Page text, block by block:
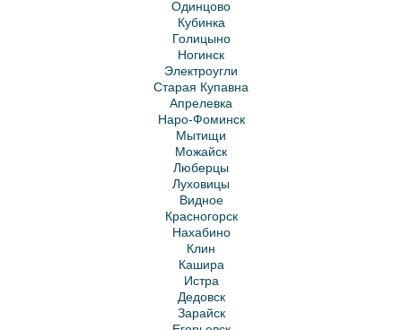
Одинцово
Кубинка
Голицыно
Ногинск
Электроугли
Старая Купавна
Апрелевка
Наро-Фоминск
Мытищи
Можайск
Люберцы
Луховицы
Видное
Красногорск
Нахабино
Клин
Кашира
Истра
Дедовск
Зарайск